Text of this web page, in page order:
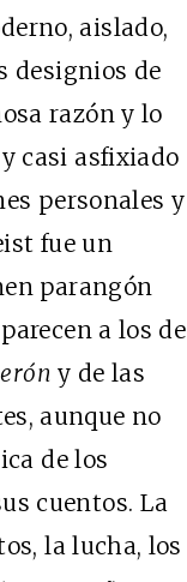
aislado,
designios de
razón y lo
casi asfixiado
personales y
fue un
parangón
a los de
y de las
aunque no
de los
cuentos. La
la lucha, los